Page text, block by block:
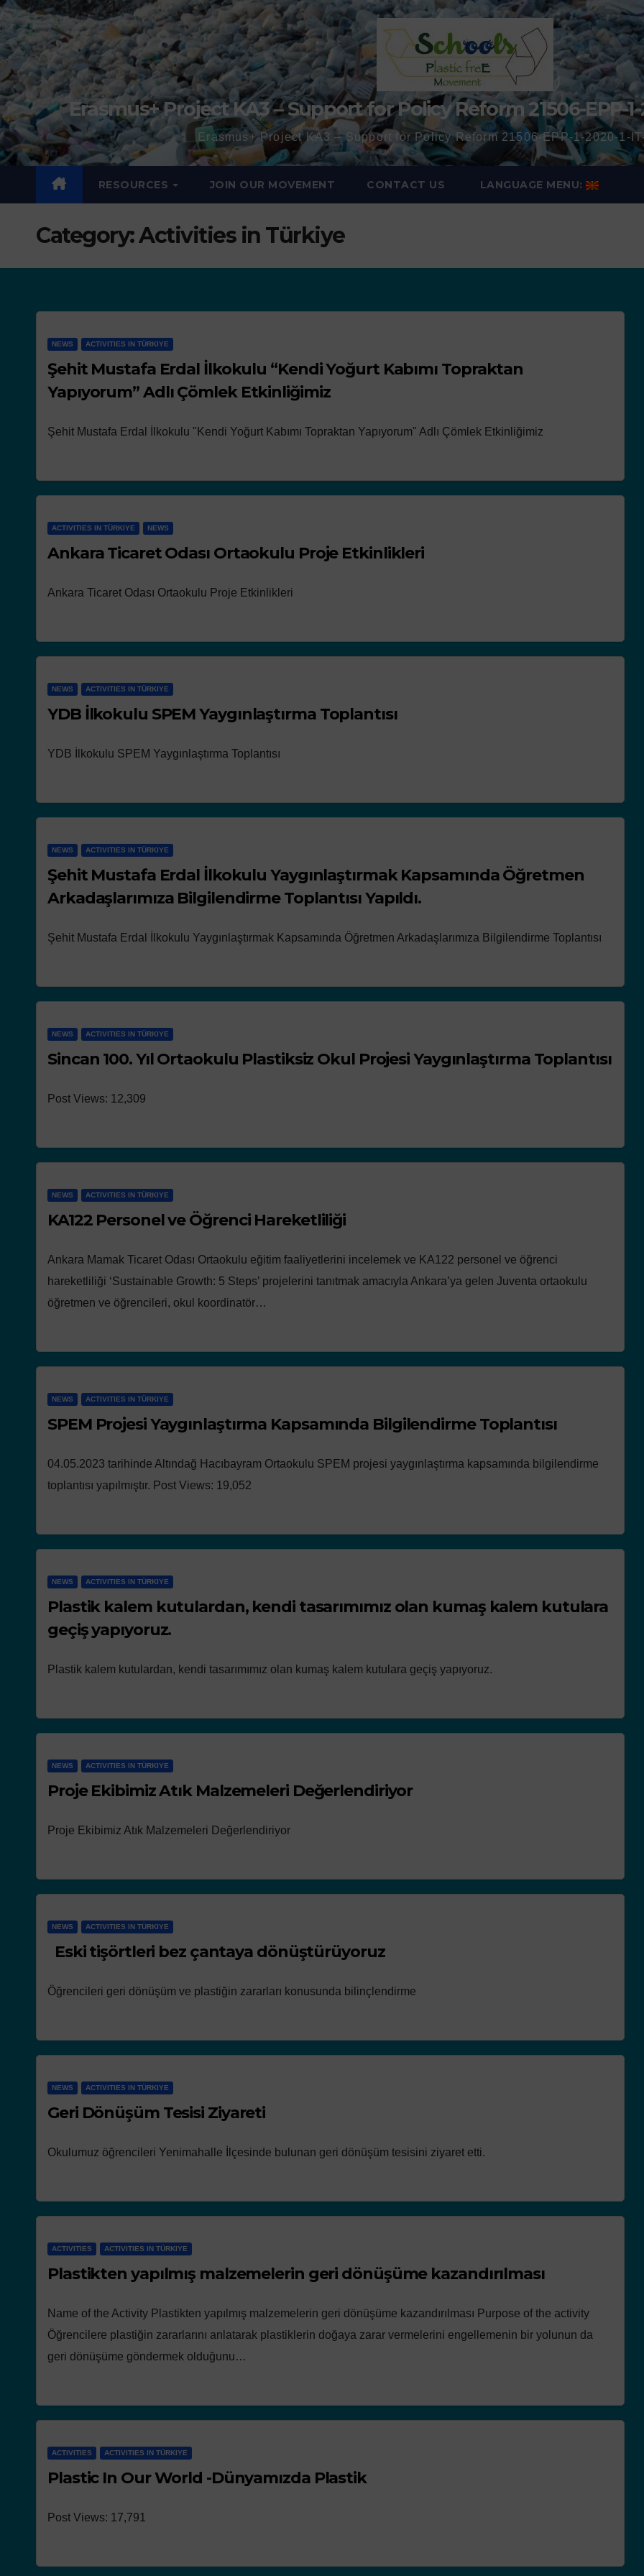
Erasmus+ Project KA3 – Support for Policy Reform 21506-EPP-1-
Erasmus+ Project KA3 – Support for Policy Reform 21506-EPP-1-2020-1-
RESOURCES JOIN OUR MOVEMENT CONTACT US LANGUAGE MENU:
Category:Activities in Türkiye
NEWS ACTIVITIES IN TÜRKIYE
Şehit Mustafa Erdal İlkokulu “Kendi Yoğurt Kabımı Topraktan
Yapıyorum” Adlı Çömlek Etkinliğimiz
Şehit Mustafa Erdal İlkokulu "Kendi Yoğurt Kabımı Topraktan Yapıyorum" Adlı Çömlek Etkinliğimiz
ACTIVITIES IN TÜRKIYE NEWS
Ankara Ticaret Odası Ortaokulu Proje Etkinlikleri
Ankara Ticaret Odası Ortaokulu Proje Etkinlikleri
NEWS ACTIVITIES IN TÜRKIYE
YDB İlkokulu SPEM Yaygınlaştırma Toplantısı
YDB İlkokulu SPEM Yaygınlaştırma Toplantısı
NEWS ACTIVITIES IN TÜRKIYE
Şehit Mustafa Erdal İlkokulu Yaygınlaştırmak Kapsamında Öğretmen
Arkadaşlarımıza Bilgilendirme Toplantısı Yapıldı.
Şehit Mustafa Erdal İlkokulu Yaygınlaştırmak Kapsamında Öğretmen Arkadaşlarımıza Bilgilendirme Toplantısı
NEWS ACTIVITIES IN TÜRKIYE
Sincan 100. Yıl Ortaokulu Plastiksiz Okul Projesi Yaygınlaştırma Toplantısı
Post Views: 12,309
NEWS ACTIVITIES IN TÜRKIYE
KA122 Personel ve Öğrenci Hareketliliği
Ankara Mamak Ticaret Odası Ortaokulu eğitim faaliyetlerini incelemek ve KA122 personel ve öğrenci
hareketliliği ‘Sustainable Growth: 5 Steps’ projelerini tanıtmak amacıyla Ankara’ya gelen Juventa ortaokulu
öğretmen ve öğrencileri, okul koordinatör…
NEWS ACTIVITIES IN TÜRKIYE
SPEM Projesi Yaygınlaştırma Kapsamında Bilgilendirme Toplantısı
04.05.2023 tarihinde Altındağ Hacıbayram Ortaokulu SPEM projesi yaygınlaştırma kapsamında bilgilendirme
toplantısı yapılmıştır. Post Views: 19,052
NEWS ACTIVITIES IN TÜRKIYE
Plastik kalem kutulardan, kendi tasarımımız olan kumaş kalem kutulara
geçiş yapıyoruz.
Plastik kalem kutulardan, kendi tasarımımız olan kumaş kalem kutulara geçiş yapıyoruz.
NEWS ACTIVITIES IN TÜRKIYE
Proje Ekibimiz Atık Malzemeleri Değerlendiriyor
Proje Ekibimiz Atık Malzemeleri Değerlendiriyor
NEWS ACTIVITIES IN TÜRKIYE
Eski tişörtleri bez çantaya dönüştürüyoruz
Öğrencileri geri dönüşüm ve plastiğin zararları konusunda bilinçlendirme
NEWS ACTIVITIES IN TÜRKIYE
Geri Dönüşüm Tesisi Ziyareti
Okulumuz öğrencileri Yenimahalle İlçesinde bulunan geri dönüşüm tesisini ziyaret etti.
ACTIVITIES ACTIVITIES IN TÜRKIYE
Plastikten yapılmış malzemelerin geri dönüşüme kazandırılması
Name of the Activity Plastikten yapılmış malzemelerin geri dönüşüme kazandırılması Purpose of the activity
Öğrencilere plastiğin zararlarını anlatarak plastiklerin doğaya zarar vermelerini engellemenin bir yolunun da
geri dönüşüme göndermek olduğunu…
ACTIVITIES ACTIVITIES IN TÜRKIYE
Plastic In Our World -Dünyamızda Plastik
Post Views: 17,791
NEWS
ACTIVITIES
environment